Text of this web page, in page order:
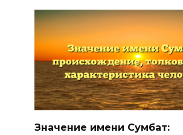
Значение имени Сумбат: